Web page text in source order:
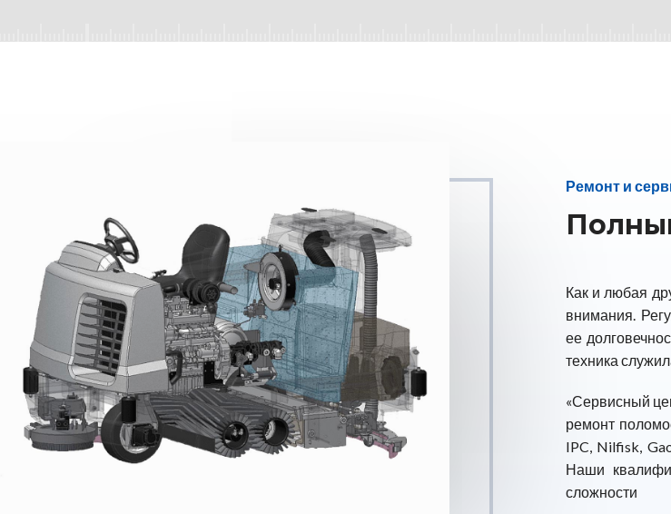
Ремонт и
Как и любая
внимания.
ее
техника
«Сервисный
ремонт
IPC, Nilfisk,
Наши
сложности